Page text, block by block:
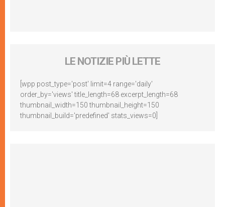
LE NOTIZIE PIÙ LETTE
[wpp post_type='post' limit=4 range='daily'
order_by='views' title_length=68 excerpt_length=68
thumbnail_width=150 thumbnail_height=150
thumbnail_build='predefined' stats_views=0]